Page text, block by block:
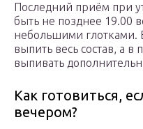
Последний приём при
быть не позднее 19.00
небольшими глотками.
выпить весь состав, а
выпивать
Как готовиться,
вечером?